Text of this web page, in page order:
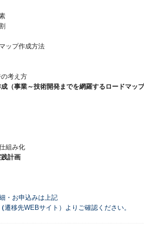
ップ作成方法
考え方
（事業～技術開発までを網羅するロードマッ
組み化
践計画
・お申込みは上記
遷移先WEBサイト）よりご確認ください。